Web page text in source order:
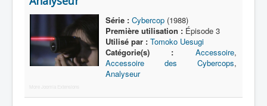
Acteur
Équipe
Série : Cybercop(1988)
Première utilisation :Épisode 3
Utilisé par : Tomoko Uesugi
Catégorie(s) :
Accessoire,
Accessoire des Cybercops,
Analyseur
More Joomla Extensions